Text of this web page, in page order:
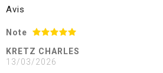
Avis
Note
KRETZ CHARLES
13/03/2026